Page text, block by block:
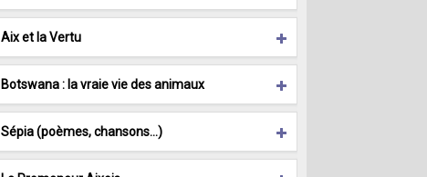
Aix et la Vertu
Botswana : la vraie vie des animaux
Sépia (poèmes, chansons…)